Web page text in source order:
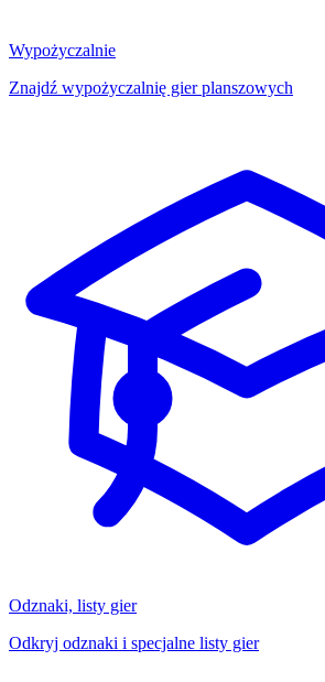
Wypożyczalnie
Znajdź wypożyczalnię gier planszowych
Odznaki, listy gier
Odkryj odznaki i specjalne listy gier